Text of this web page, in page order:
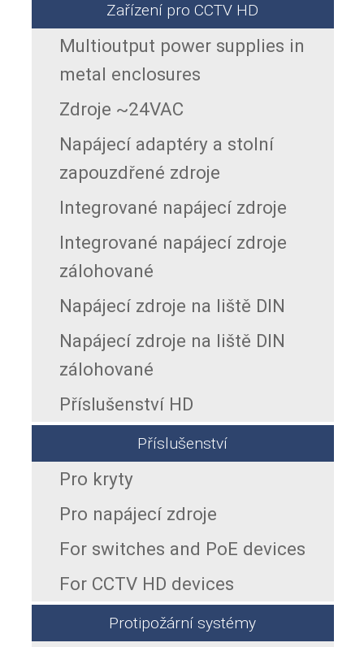
Zařízení pro CCTV HD
Multioutput power supplies in
metal enclosures
Zdroje ~24VAC
Napájecí adaptéry a stolní
zapouzdřené zdroje
Integrované napájecí zdroje
Integrované napájecí zdroje
zálohované
Napájecí zdroje na liště DIN
Napájecí zdroje na liště DIN
zálohované
Příslušenství HD
Příslušenství
Pro kryty
Pro napájecí zdroje
For switches and PoE devices
For CCTV HD devices
Protipožární systémy